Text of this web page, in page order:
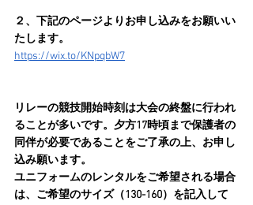
２、下記のページよりお申し込みをお願いい
たします。
https://wix.to/KNpqbW7
リレーの競技開始時刻は大会の終盤に行われ
ることが多いです。夕方17時頃まで保護者の
同伴が必要であることをご了承の上、お申し
込み願います。
ユニフォームのレンタルをご希望される場合
は、ご希望のサイズ（130-160）を記入して